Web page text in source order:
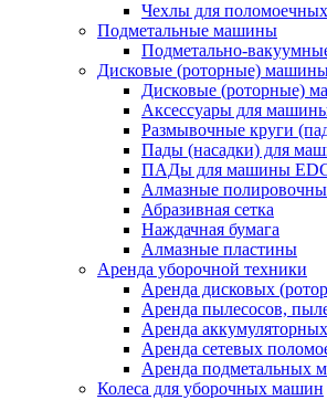
Чехлы для
Подметальные машины
Подметально-
Дисковые (роторные)
Дисковые (роторные)
Аксессуары для
Размывочные круги
Пады (насадки) для
ПАДы для машины
Алмазные
Абразивная сетка
Наждачная бумага
Алмазные пластины
Аренда уборочной техники
Аренда дисковых
Аренда пылесосов,
Аренда
Аренда сетевых
Аренда подметальных
Колеса для уборочных машин